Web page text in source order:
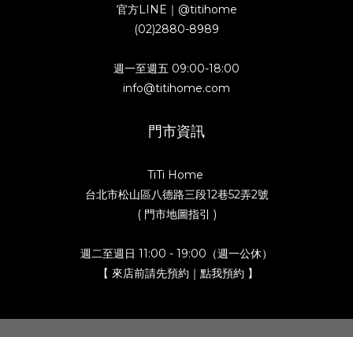
官方LINE｜ @titihome
(02)2880-8989
週一至週五 09:00-18:00
info@titihome.com
門市資訊
TiTi Home
台北市松山區八德路三段12巷52弄2號
( 門市地圖指引 )
週二至週日 11:00 - 19:00（週一公休）
【 來店前請先預約｜點我預約 】